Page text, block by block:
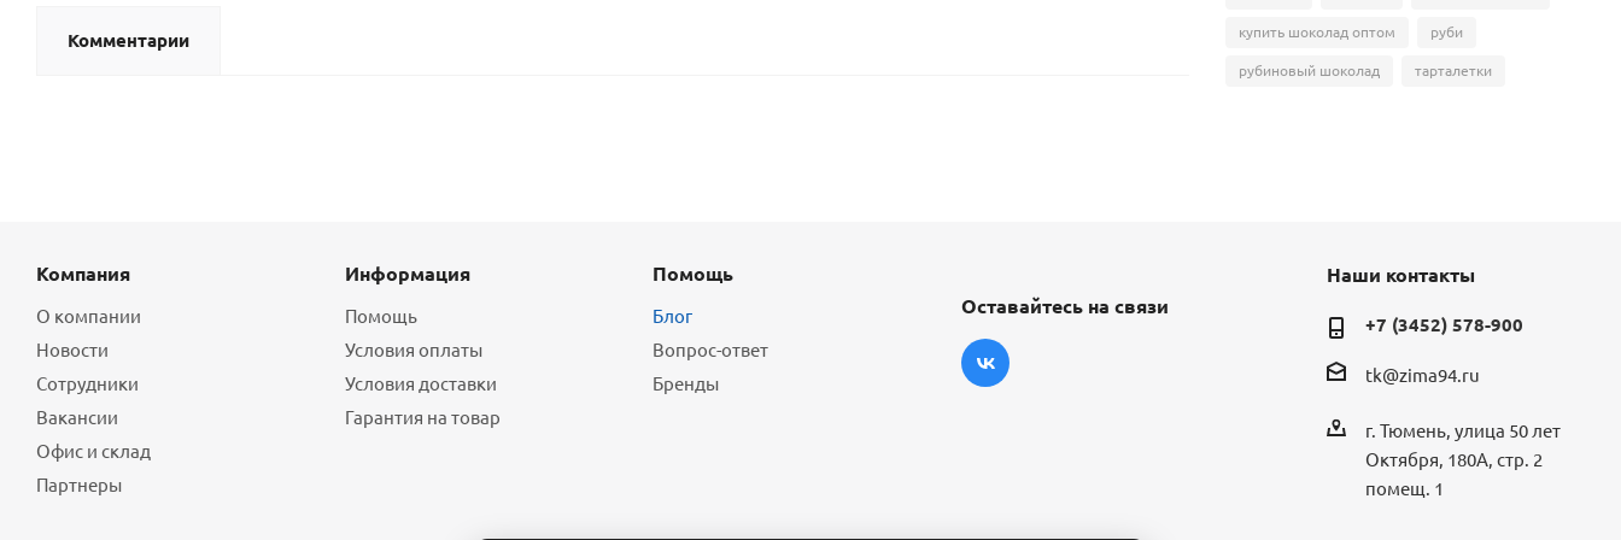
Комментарии
купить шоколад оптом
руби
рубиновый шоколад
тарталетки
Компания
О компании
Новости
Сотрудники
Вакансии
Офис и склад
Партнеры
Информация
Помощь
Условия оплаты
Условия доставки
Гарантия на товар
Помощь
Блог
Вопрос-ответ
Бренды
Оставайтесь на связи
Наши контакты
+7 (3452) 578-900
tk@zima94.ru
г. Тюмень, улица 50 лет
Октября, 180А, стр. 2
помещ. 1